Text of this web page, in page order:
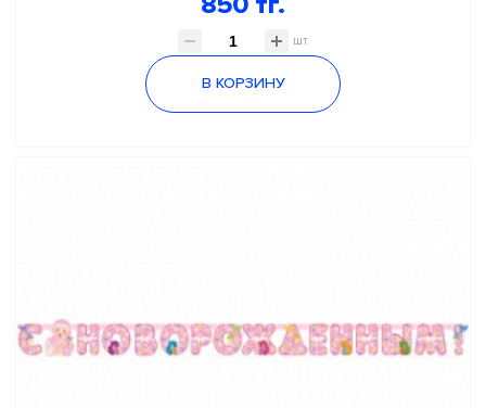
шт
В КОРЗИНУ